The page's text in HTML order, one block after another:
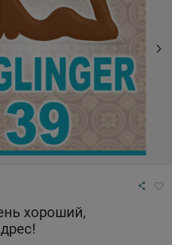
хороший,